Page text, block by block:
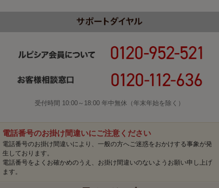
受付時間 10:00～18:00 年中無休（年末年始を除く）
電話番号のお掛け間違いにご注意ください
電話番号のお掛け間違いにより、一般の方へご迷惑をおかけする事象が発
生しております。
電話番号をよくお確かめのうえ、お掛け間違いのないようお願い申し上げ
ます。